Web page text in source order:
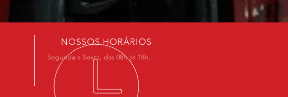
NOSSOS HORÁRIOS
Segunda a Sexta, das 08h às 18h.